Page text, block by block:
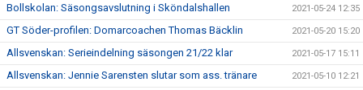
Bollskolan: Säsongsavslutning i Sköndalshallen 2021-05-24 12:35
GT Söder-profilen: Domarcoachen Thomas Bäcklin 2021-05-20 15:20
Allsvenskan: Serieindelning säsongen 21/22 klar 2021-05-17 15:11
Allsvenskan: Jennie Sarensten slutar som ass. tränare 2021-05-10 12:21